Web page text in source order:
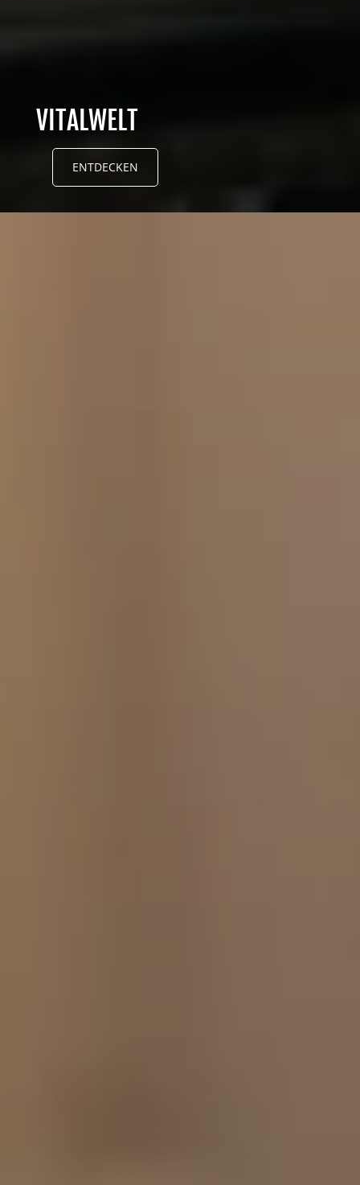
VITALWELT
ENTDECKEN